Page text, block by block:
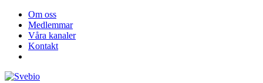
Om oss
Medlemmar
Våra kanaler
Kontakt